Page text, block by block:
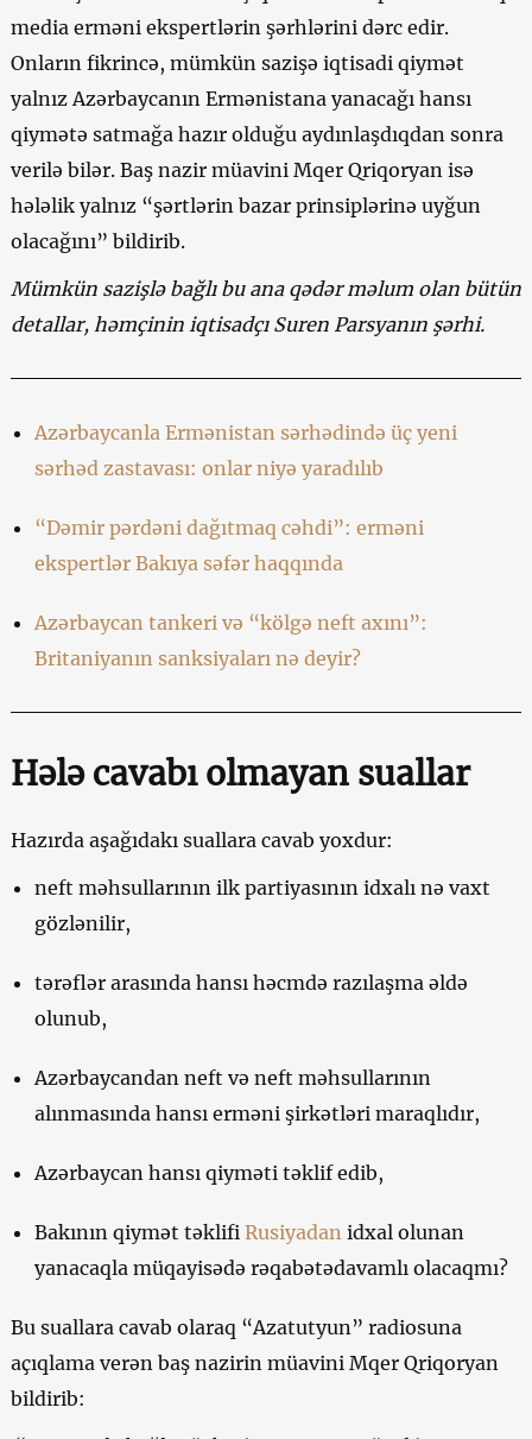
media erməni ekspertlərin şərhlərini dərc edir.
Onların fikrincə, mümkün sazişə iqtisadi qiymət
yalnız Azərbaycanın Ermənistana yanacağı hansı
qiymətə satmağa hazır olduğu aydınlaşdıqdan sonra
verilə bilər. Baş nazir müavini Mqer Qriqoryan isə
hələlik yalnız “şərtlərin bazar prinsiplərinə uyğun
olacağını” bildirib.
Mümkün sazişlə bağlı bu ana qədər məlum olan bütün
detallar, həmçinin iqtisadçı Suren Parsyanın şərhi.
Azərbaycanla Ermənistan sərhədində üç yeni
sərhəd zastavası: onlar niyə yaradılıb
“Dəmir pərdəni dağıtmaq cəhdi”: erməni
ekspertlər Bakıya səfər haqqında
Azərbaycan tankeri və “kölgə neft axını”:
Britaniyanın sanksiyaları nə deyir?
Hələ cavabı olmayan suallar
Hazırda aşağıdakı suallara cavab yoxdur:
neft məhsullarının ilk partiyasının idxalı nə vaxt
gözlənilir,
tərəflər arasında hansı həcmdə razılaşma əldə
olunub,
Azərbaycandan neft və neft məhsullarının
alınmasında hansı erməni şirkətləri maraqlıdır,
Azərbaycan hansı qiyməti təklif edib,
Bakının qiymət təklifi Rusiyadan idxal olunan
yanacaqla müqayisədə rəqabətədavamlı olacaqmı?
Bu suallara cavab olaraq “Azatutyun” radiosuna
açıqlama verən baş nazirin müavini Mqer Qriqoryan
bildirib: